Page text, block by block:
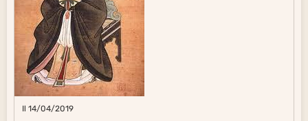
Il 14/04/2019